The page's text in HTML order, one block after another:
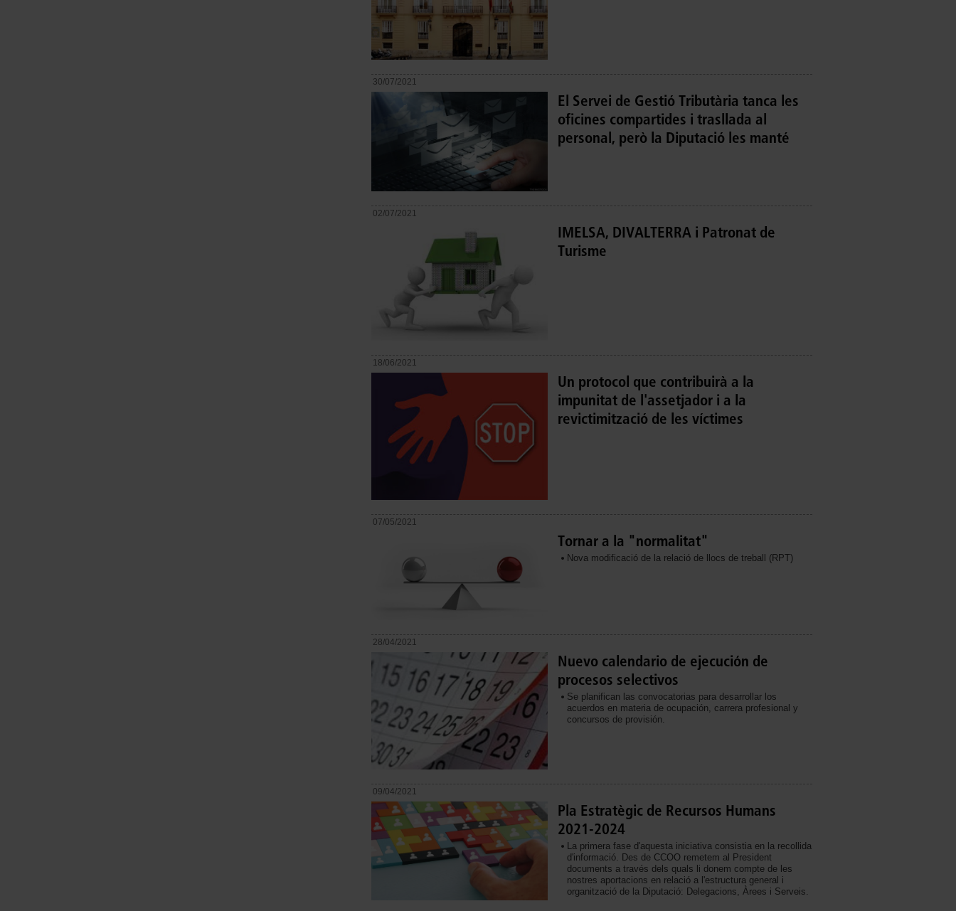
30/07/2021
El Servei de Gestió Tributària tanca les
oficines compartides i trasllada al
personal, però la Diputació les manté
02/07/2021
IMELSA, DIVALTERRA i Patronat de
Turisme
18/06/2021
Un protocol que contribuirà a la
impunitat de l'assetjador i a la
revictimització de les víctimes
07/05/2021
Tornar a la "normalitat"
Nova modificació de la relació de llocs de treball (RPT)
28/04/2021
Nuevo calendario de ejecución de
procesos selectivos
Se planifican las convocatorias para desarrollar los
acuerdos en materia de ocupación, carrera profesional y
concursos de provisión.
09/04/2021
Pla Estratègic de Recursos Humans
2021-2024
La primera fase d'aquesta iniciativa consistia en la recollida
d'informació. Des de CCOO remetem al President
documents a través dels quals li donem compte de les
nostres aportacions en relació a l'estructura general i
organització de la Diputació: Delegacions, Àrees i Serveis.